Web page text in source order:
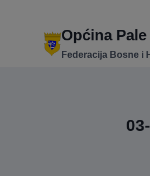
Općina Pale
Federacija Bosne i